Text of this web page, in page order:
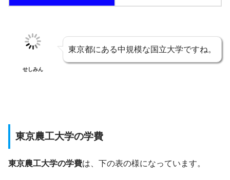
せしみん
東京都にある中規模な国立大学ですね。
東京農工大学の学費
東京農工大学の学費は、下の表の様になっています。